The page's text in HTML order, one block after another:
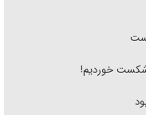
شکست خوردیم!